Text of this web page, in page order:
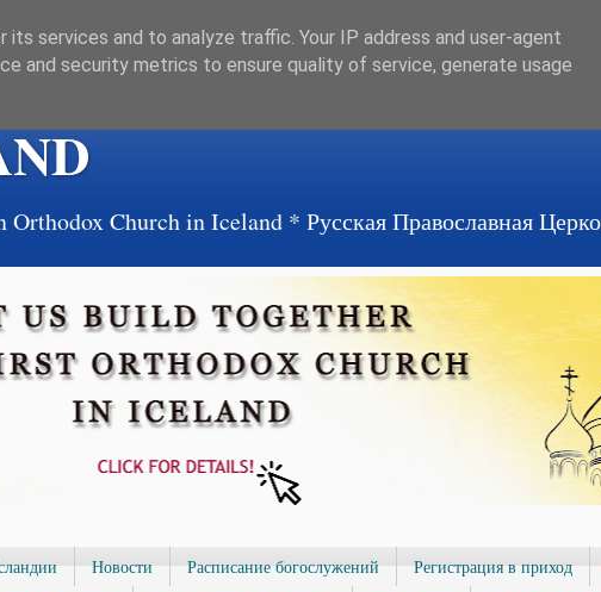
Church in Iceland * Русская Православная
Новости Расписание богослужений Регистрация в приход
services and to analyze traffic. Your IP address and user-agent
and security metrics to ensure quality of service, generate usage